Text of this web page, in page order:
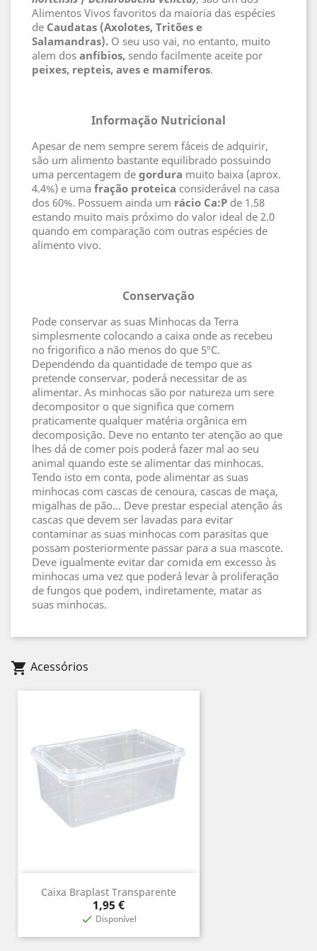
Alimentos Vivos favoritos da maioria das espécies
de Caudatas (Axolotes, Tritões e
Salamandras). O seu uso vai, no entanto, muito
alem dos anfíbios, sendo facilmente aceite por
peixes, repteis, aves e mamíferos.
Informação Nutricional
Apesar de nem sempre serem fáceis de adquirir,
são um alimento bastante equilibrado possuindo
uma percentagem de gordura muito baixa (aprox.
4.4%) e uma fração proteica considerável na casa
dos 60%. Possuem ainda um rácio Ca:P de 1.58
estando muito mais próximo do valor ideal de 2.0
quando em comparação com outras espécies de
alimento vivo.
Conservação
Pode conservar as suas Minhocas da Terra
simplesmente colocando a caixa onde as recebeu
no frigorifico a não menos do que 5ºC.
Dependendo da quantidade de tempo que as
pretende conservar, poderá necessitar de as
alimentar. As minhocas são por natureza um sere
decompositor o que significa que comem
praticamente qualquer matéria orgânica em
decomposição. Deve no entanto ter atenção ao que
lhes dá de comer pois poderá fazer mal ao seu
animal quando este se alimentar das minhocas.
Tendo isto em conta, pode alimentar as suas
minhocas com cascas de cenoura, cascas de maça,
migalhas de pão... Deve prestar especial atenção ás
cascas que devem ser lavadas para evitar
contaminar as suas minhocas com parasitas que
possam posteriormente passar para a sua mascote.
Deve igualmente evitar dar comida em excesso às
minhocas uma vez que poderá levar à proliferação
de fungos que podem, indiretamente, matar as
suas minhocas.
shopping_cart Acessórios
Caixa Braplast Transparente
Preço
1,95 €
 Disponível